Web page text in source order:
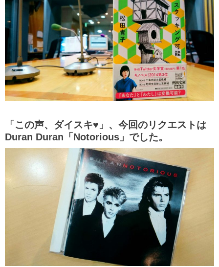
「この声、ダイスキ♥」、今回のリクエストは
Duran Duran「 Notorious 」でした。